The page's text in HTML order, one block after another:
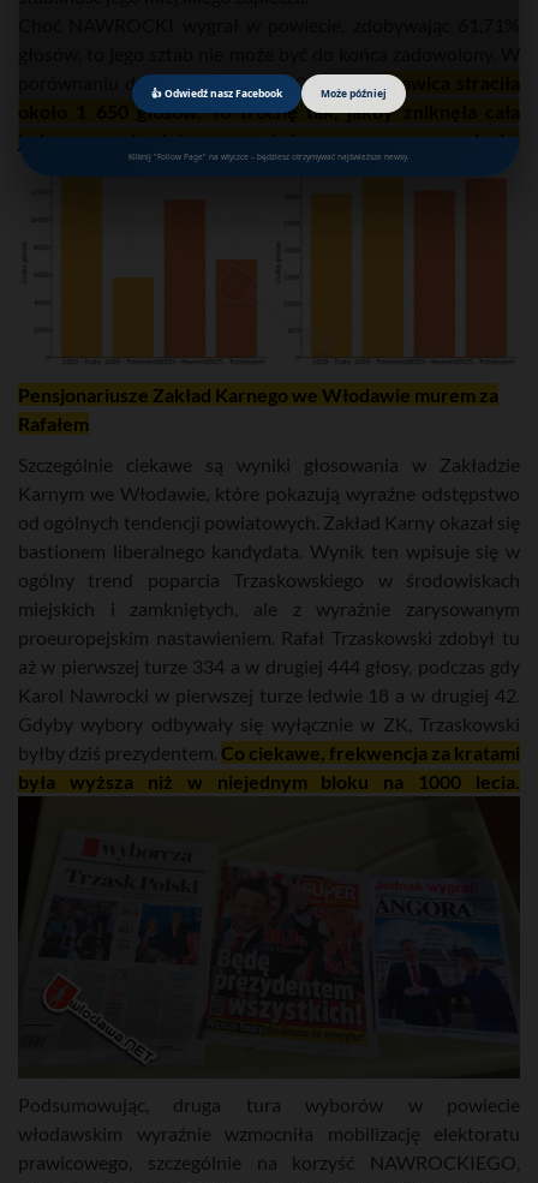
👍 Odwiedź nasz Facebook Może później
Kliknij "Follow Page" na wtyczce – będziesz otrzymywać najświeższe newsy.
porównaniu do wyniku Dudy z 2020 roku,prawica straciła
około 1 650 głosów. To trochę tak, jakby zniknęła cała
jedna średnia wieś w powiecie.
Pensjonariusze Zakład Karnego we Włodawie murem za
Rafałem
Szczególnie ciekawe są wyniki głosowania w Zakładzie
Karnym we Włodawie, które pokazują wyraźne odstępstwo
od ogólnych tendencji powiatowych. Zakład Karny okazał się
bastionem liberalnego kandydata. Wynik ten wpisuje się w
ogólny trend poparcia Trzaskowskiego w środowiskach
miejskich i zamkniętych, ale z wyraźnie zarysowanym
proeuropejskim nastawieniem. Rafał Trzaskowski zdobył tu
aż w pierwszej turze 334 a w drugiej 444 głosy, podczas gdy
Karol Nawrocki w pierwszej turze ledwie 18 a w drugiej 42.
Gdyby wybory odbywały się wyłącznie w ZK, Trzaskowski
byłby dziś prezydentem. Co ciekawe, frekwencja za kratami
była wyższa niż w niejednym bloku na 1000 lecia.
Podsumowując, druga tura wyborów w powiecie
włodawskim wyraźnie wzmocniła mobilizację elektoratu
prawicowego, szczególnie na korzyść NAWROCKIEGO,